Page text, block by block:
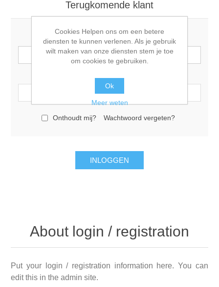
Terugkomende klant
E-mail:
Onthoudt mij? Wachtwoord vergeten?
About login / registration
Put your login / registration information here. You can
edit this in the admin site.
Cookies Helpen ons om een betere
diensten te kunnen verlenen. Als je gebruik
wilt maken van onze diensten stem je toe
om cookies te gebruiken.
Ok
Meer weten